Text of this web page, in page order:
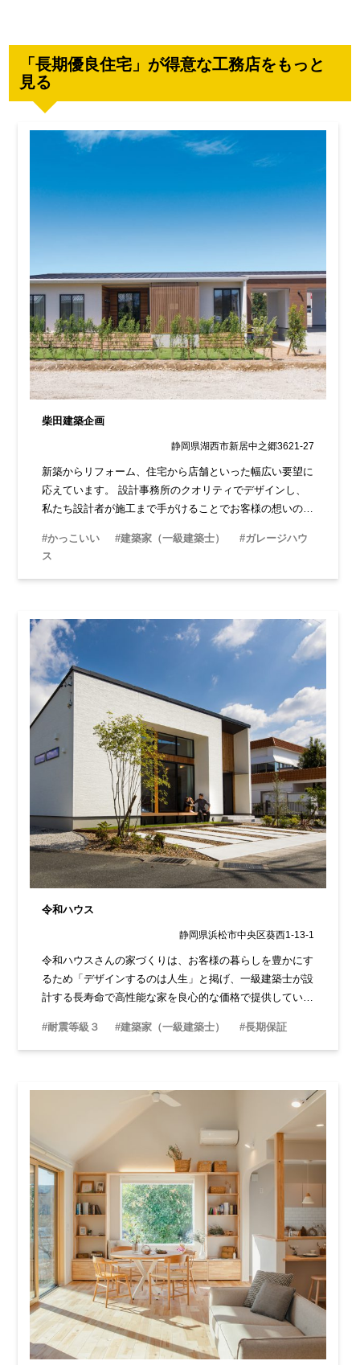
「長期優良住宅」が得意な工務店をもっと
見る
柴田建築企画
静岡県湖西市新居中之郷3621-27
新築からリフォーム、住宅から店舗といった幅広い要望に
応えています。 設計事務所のクオリティでデザインし、
私たち設計者が施工まで手がけることでお客様の想いの実
#かっこいい #建築家（一級建築士）
#ガレージハウ
ス
令和ハウス
静岡県浜松市中央区葵西1-13-1
令和ハウスさんの家づくりは、お客様の暮らしを豊かにす
るため「デザインするのは人生」と掲げ、一級建築士が設
計する長寿命で高性能な家を良心的な価格で提供していま
#耐震等級３ #建築家（一級建築士） #長期保証